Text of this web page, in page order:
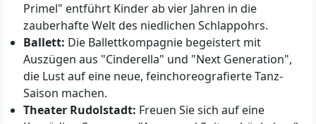
Primel" entführt Kinder ab vier Jahren in die
zauberhafte Welt des niedlichen Schlappohrs.
Ballett: Die Ballettkompagnie begeistert mit
Auszügen aus "Cinderella" und "Next Generation",
die Lust auf eine neue, feinchoreografierte Tanz-
Saison machen.
Theater Rudolstadt: Freuen Sie sich auf eine